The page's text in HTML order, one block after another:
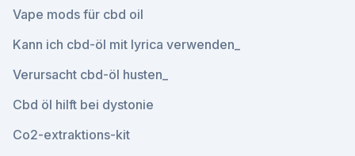
Vape mods für cbd oil
Kann ich cbd-öl mit lyrica verwenden_
Verursacht cbd-öl husten_
Cbd öl hilft bei dystonie
Co2-extraktions-kit